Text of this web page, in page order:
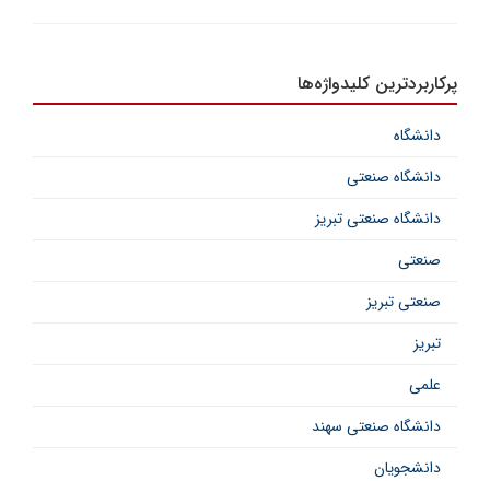
پرکاربردترین کلیدواژه‌ها
دانشگاه
دانشگاه صنعتی
دانشگاه صنعتی تبریز
صنعتی
صنعتی تبریز
تبریز
علمی
دانشگاه صنعتی سهند
دانشجویان